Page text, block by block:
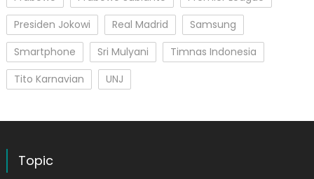
Presiden Jokowi
Real Madrid
Samsung
Smartphone
Sri Mulyani
Timnas Indonesia
Tito Karnavian
UNJ
Topic